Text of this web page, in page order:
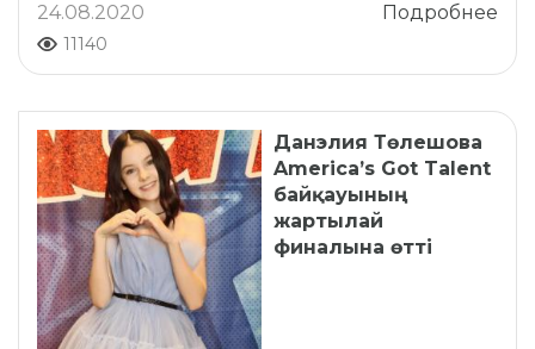
Подробнее
24.08.2020
11140
Данэлия Төлешова
America’s Got Talent
байқауының
жартылай
финалына өтті